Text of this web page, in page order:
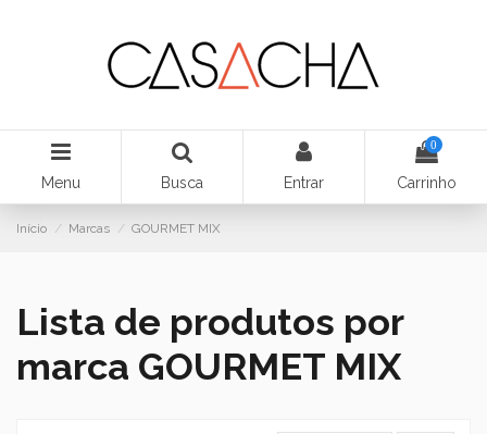
Menu Busca Entrar
0
Carrinho
Início Marcas GOURMET MIX
Lista de produtos por
marca GOURMET MIX